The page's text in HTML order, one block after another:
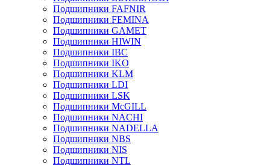
Подшипники FAFNIR
Подшипники FEMINA
Подшипники GAMET
Подшипники HIWIN
Подшипники IBC
Подшипники IKO
Подшипники KLM
Подшипники LDI
Подшипники LSK
Подшипники McGILL
Подшипники NACHI
Подшипники NADELLA
Подшипники NBS
Подшипники NIS
Подшипники NTL